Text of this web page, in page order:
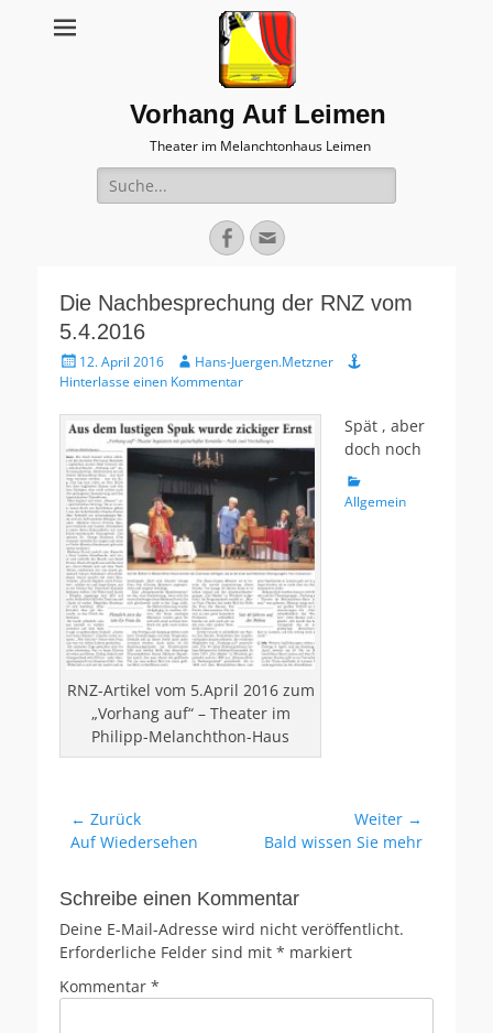
Vorhang Auf Leimen
Theater im Melanchtonhaus Leimen
Suche
nach:
Facebook
E-
Mail
Die Nachbesprechung der RNZ vom
5.4.2016
Veröffentlicht
am
12. April 2016 AutorHans-Juergen.Metzner
Hinterlasse einen Kommentar
RNZ-Artikel vom 5.April 2016 zum
„Vorhang auf“ – Theater im
Philipp-Melanchthon-Haus
Spät , aber
doch noch
Kategorien
Allgemein
Beitragsnavigation
← Zurück
Vorheriger
Auf Wiedersehen
Weiter →
Nächster
Bald wissen Sie mehr
Schreibe einen Kommentar
Deine E-Mail-Adresse wird nicht veröffentlicht.
Erforderliche Felder sind mit * markiert
Kommentar *